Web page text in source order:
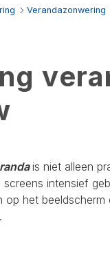
Verandazonwering
is niet alleen
intensief
het